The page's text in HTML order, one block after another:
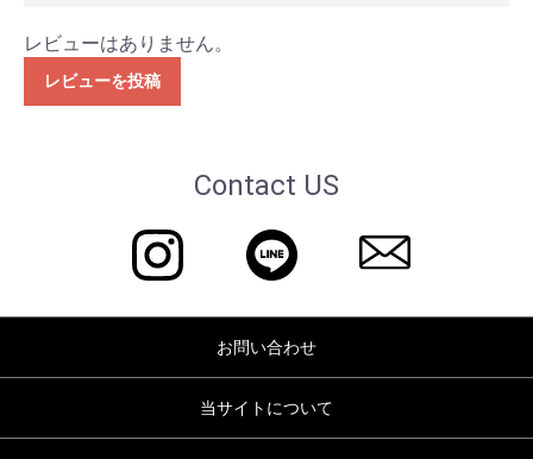
レビューはありません。
レビューを投稿
Contact US
お問い合わせ
当サイトについて